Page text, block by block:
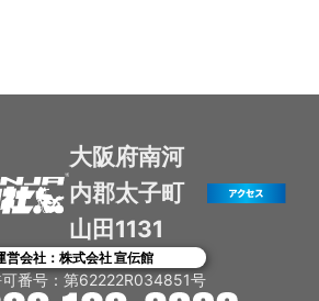
大阪府南河
内郡太子町
山田1131
営会社：株式会社 宣伝館
番号：第62222R034851号